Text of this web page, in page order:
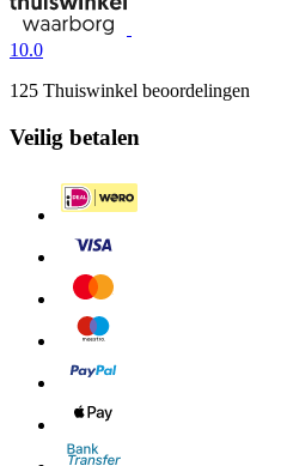
10.0
125 Thuiswinkel beoordelingen
Veilig betalen